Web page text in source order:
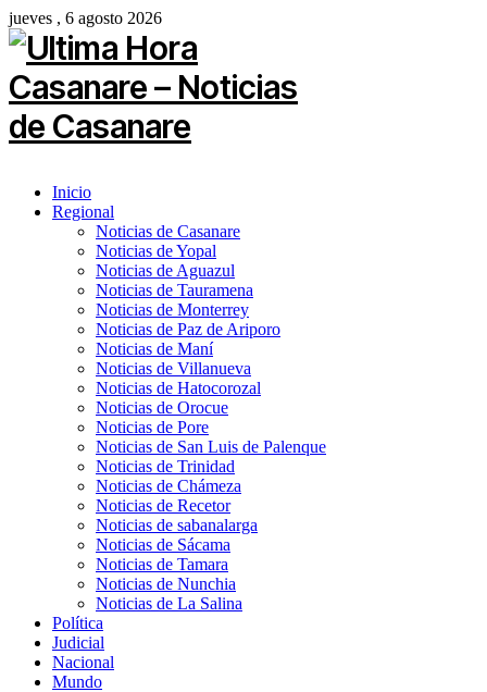
jueves , 6 agosto 2026
Inicio
Regional
Noticias de Casanare
Noticias de Yopal
Noticias de Aguazul
Noticias de Tauramena
Noticias de Monterrey
Noticias de Paz de Ariporo
Noticias de Maní
Noticias de Villanueva
Noticias de Hatocorozal
Noticias de Orocue
Noticias de Pore
Noticias de San Luis de Palenque
Noticias de Trinidad
Noticias de Chámeza
Noticias de Recetor
Noticias de sabanalarga
Noticias de Sácama
Noticias de Tamara
Noticias de Nunchia
Noticias de La Salina
Política
Judicial
Nacional
Mundo